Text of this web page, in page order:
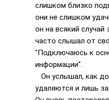
слишком близко
они не слишком
он на всякий случай
часто слышал от
"Подключаюсь к
информации".
Он услышал, как
удаляются и лишь